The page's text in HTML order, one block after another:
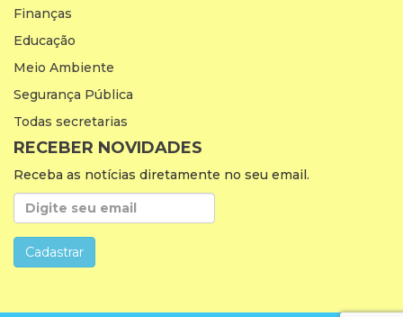
Finanças
Educação
Meio Ambiente
Segurança Pública
Todas secretarias
RECEBER NOVIDADES
Receba as notícias diretamente no seu email.